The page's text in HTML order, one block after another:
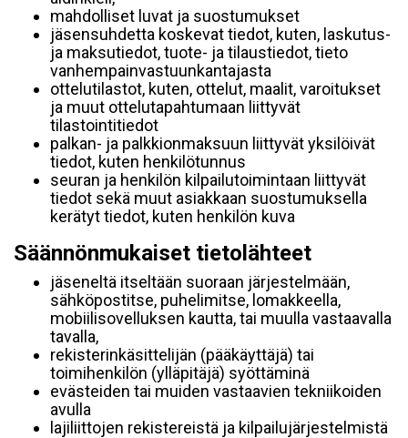
mahdolliset luvat ja suostumukset
jäsensuhdetta koskevat tiedot, kuten, laskutus-
ja maksutiedot, tuote- ja tilaustiedot, tieto
vanhempainvastuunkantajasta
ottelutilastot, kuten, ottelut, maalit, varoitukset
ja muut ottelutapahtumaan liittyvät
tilastointitiedot
palkan- ja palkkionmaksuun liittyvät yksilöivät
tiedot, kuten henkilötunnus
seuran ja henkilön kilpailutoimintaan liittyvät
tiedot sekä muut asiakkaan suostumuksella
kerätyt tiedot, kuten henkilön kuva
Säännönmukaiset tietolähteet
jäseneltä itseltään suoraan järjestelmään,
sähköpostitse, puhelimitse, lomakkeella,
mobiilisovelluksen kautta, tai muulla vastaavalla
tavalla,
rekisterinkäsittelijän (pääkäyttäjä) tai
toimihenkilön (ylläpitäjä) syöttäminä
evästeiden tai muiden vastaavien tekniikoiden
avulla
lajiliittojen rekistereistä ja kilpailujärjestelmistä